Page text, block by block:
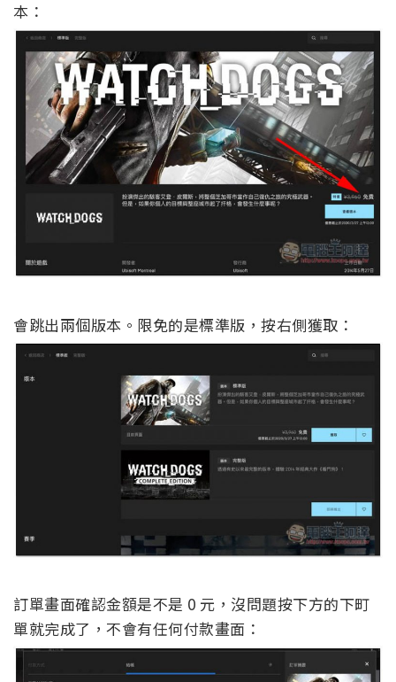
本：
會跳出兩個版本。限免的是標準版，按右側獲取：
訂單畫面確認金額是不是 0 元，沒問題按下方的下町
單就完成了，不會有任何付款畫面：